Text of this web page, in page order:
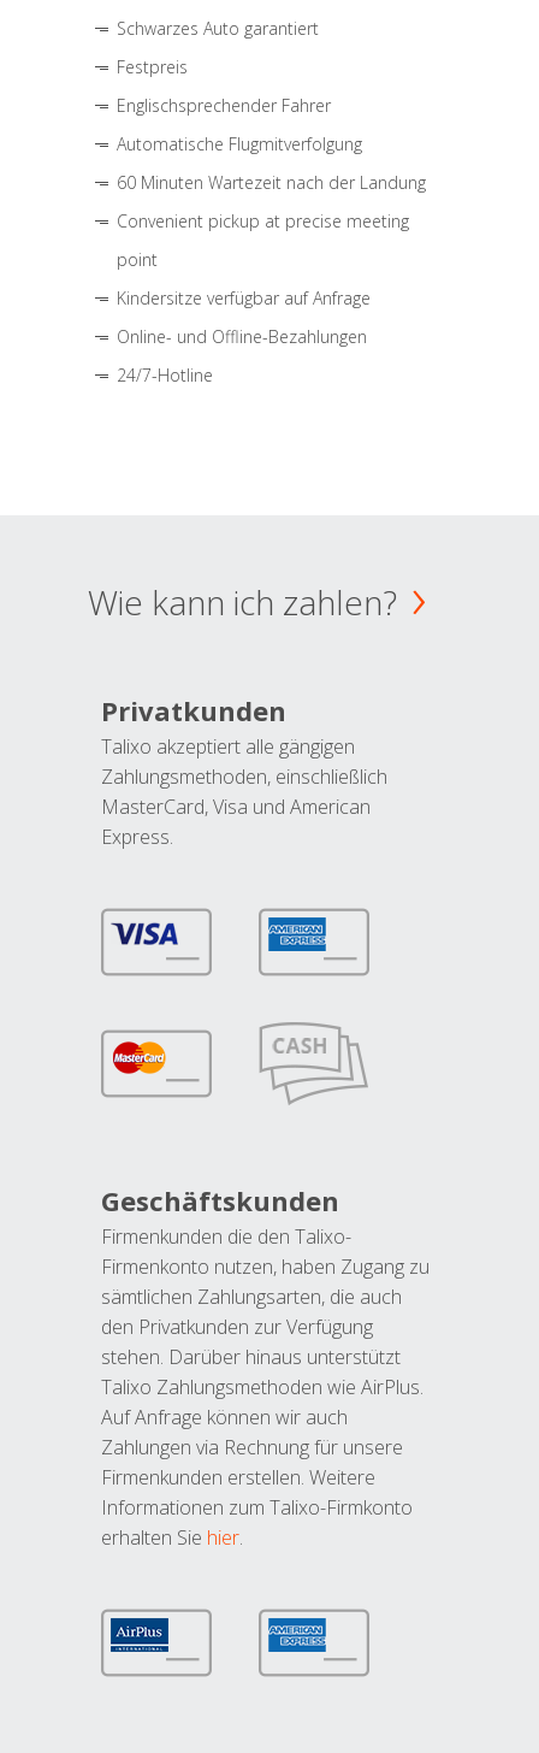
Schwarzes Auto garantiert
Festpreis
Englischsprechender Fahrer
Automatische Flugmitverfolgung
60 Minuten Wartezeit nach der Landung
Convenient pickup at precise meeting
point
Kindersitze verfügbar auf Anfrage
Online- und Offline-Bezahlungen
24/7-Hotline
Wie kann ich zahlen?
Privatkunden
Talixo akzeptiert alle gängigen
Zahlungsmethoden, einschließlich
MasterCard, Visa und American
Express.
Geschäftskunden
Firmenkunden die den Talixo-
Firmenkonto nutzen, haben Zugang zu
sämtlichen Zahlungsarten, die auch
den Privatkunden zur Verfügung
stehen. Darüber hinaus unterstützt
Talixo Zahlungsmethoden wie AirPlus.
Auf Anfrage können wir auch
Zahlungen via Rechnung für unsere
Firmenkunden erstellen. Weitere
Informationen zum Talixo-Firmkonto
erhalten Sie hier.